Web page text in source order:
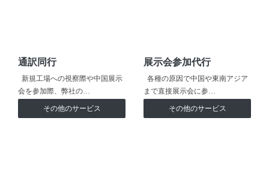
通訳同行
新規工場への視察際や中国展示
会を参加際、弊社の…
その他のサービス
展示会参加代行
各種の原因で中国や東南アジア
まで直接展示会に参…
その他のサービス